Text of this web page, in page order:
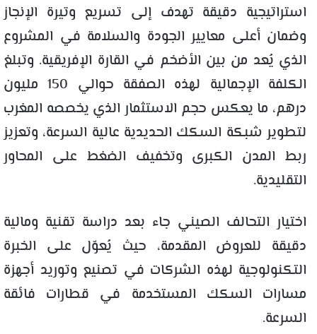
استراتيجية دقيقة تهدف إلى تسريع وتيرة الإنجاز
وضمان أعلى معايير الجودة والسلامة في المشروع
الذي يُعد من بين الأضخم في القارة الإفريقية. وتبلغ
الكلفة الإجمالية لهذه الصفقة حوالي 150 مليون
درهم، ما يعكس حجم الاستثمار الذي يخصصه المغرب
لتطوير شبكة السكك الحديدية عالية السرعة، وتعزيز
ربط المدن الكبرى وتخفيف الضغط على المحاور
التقليدية.
اختيار التحالف الصيني جاء بعد دراسة تقنية ومالية
دقيقة للعروض المقدمة، حيث يُعوّل على الخبرة
التكنولوجية لهذه الشركات في تصنيع وتوريد أجهزة
مسارات السكك المستخدمة في قطارات فائقة
السرعة.